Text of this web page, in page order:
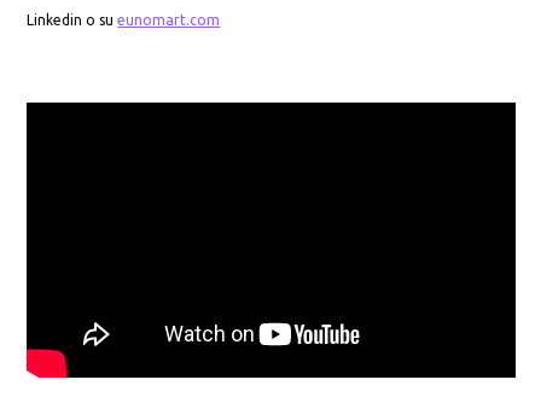
Linkedin o sueunomart.com